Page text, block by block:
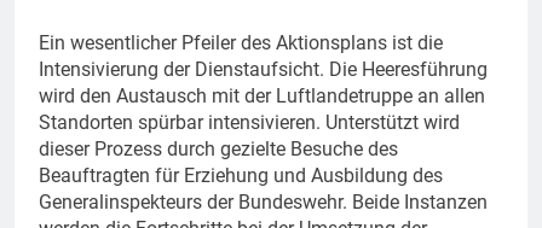
Ein wesentlicher Pfeiler des Aktionsplans ist die
Intensivierung der Dienstaufsicht. Die Heeresführung
wird den Austausch mit der Luftlandetruppe an allen
Standorten spürbar intensivieren. Unterstützt wird
dieser Prozess durch gezielte Besuche des
Beauftragten für Erziehung und Ausbildung des
Generalinspekteurs der Bundeswehr. Beide Instanzen